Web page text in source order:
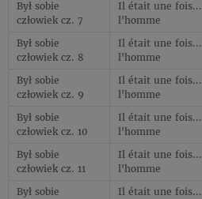
Był sobie
człowiek cz. 7
Il était une fois...
l'homme
Był sobie
człowiek cz. 8
Il était une fois...
l'homme
Był sobie
człowiek cz. 9
Il était une fois...
l'homme
Był sobie
człowiek cz. 10
Il était une fois...
l'homme
Był sobie
człowiek cz. 11
Il était une fois...
l'homme
Był sobie
Il était une fois...